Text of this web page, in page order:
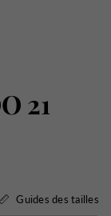
21
Guides des tailles